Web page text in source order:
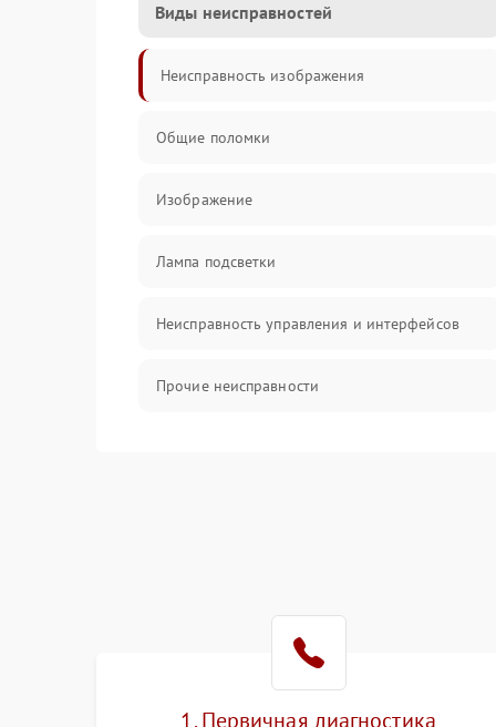
Виды неисправностей
Неисправность изображения
Общие поломки
Изображение
Лампа подсветки
Неисправность управления и интерфейсов
Прочие неисправности
1. Первичная диагностика